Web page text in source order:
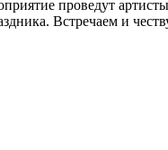
проведут
Встречаем и